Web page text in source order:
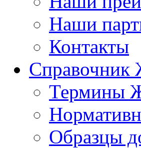
Наши
Контакты
Термины
Образцы